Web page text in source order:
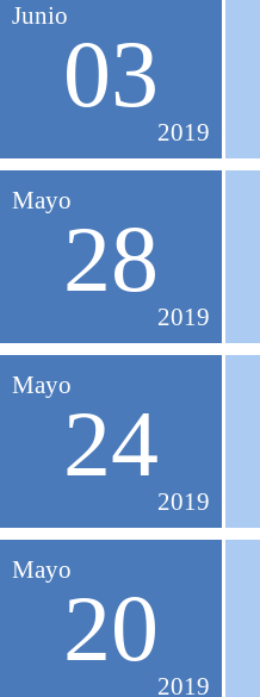
Junio
03
2019
Mayo
28
2019
Mayo
24
2019
Mayo
20
2019